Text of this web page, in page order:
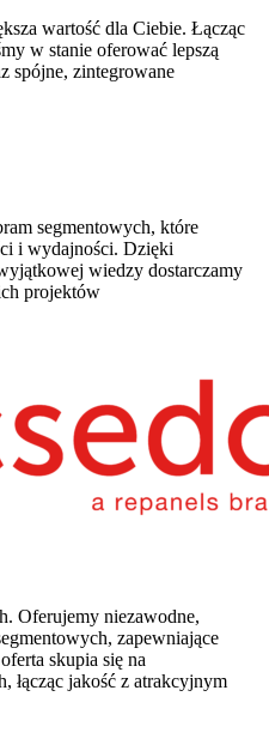
wartość dla Ciebie. Łącząc
w stanie oferować lepszą
spójne, zintegrowane
segmentowych, które
i wydajności. Dzięki
wiedzy dostarczamy
projektów
Oferujemy niezawodne,
zapewniające
skupia się na
łącząc jakość z atrakcyjnym